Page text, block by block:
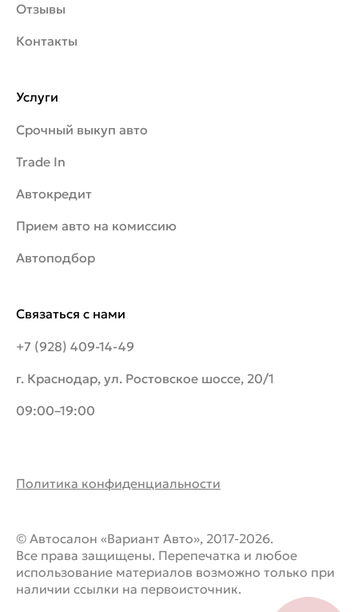
Отзывы
Контакты
Связаться с нами
+7 (928) 409-14-49
г. Краснодар, ул. Ростовское шоссе, 20/1
09:00–19:00
Услуги
Срочный выкуп авто
Trade In
Автокредит
Прием авто на комиссию
Автоподбор
Политика конфиденциальности
© Автосалон «Вариант Авто», 2017-2026.
Все права защищены. Перепечатка и любое
использование материалов возможно только при
наличии ссылки на первоисточник.